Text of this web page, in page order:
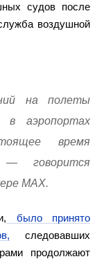
судов после
воздушной
на полеты
аэропортах
время
— говорится
МАХ.
было принято
следовавших
продолжают